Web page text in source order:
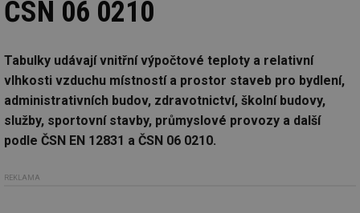
ČSN 06 0210
Tabulky udávají vnitřní výpočtové teploty a relativní
vlhkosti vzduchu místností a prostor staveb pro bydlení,
administrativních budov, zdravotnictví, školní budovy,
služby, sportovní stavby, průmyslové provozy a další
podle ČSN EN 12831 a ČSN 06 0210.
REKLAMA